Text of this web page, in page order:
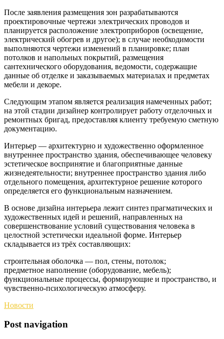
После заявления размещения зон разрабатываются
проектировочные чертежи электрических проводов и
планируется расположение электроприборов (освещение,
электрический обогрев и другое); в случае необходимости
выполняются чертежи изменений в планировке; план
потолков и напольных покрытий, размещения
сантехнического оборудования, ведомости, содержащие
данные об отделке и заказываемых материалах и предметах
мебели и декоре.
Следующим этапом является реализация намеченных работ;
на этой стадии дизайнер контролирует работу отделочных и
ремонтных бригад, предоставляя клиенту требуемую сметную
документацию.
Интерьер — архитектурно и художественно оформленное
внутреннее пространство здания, обеспечивающее человеку
эстетическое воспринятие и благоприятные данные
жизнедеятельности; внутреннее пространство здания либо
отдельного помещения, архитектурное решение которого
определяется его функциональным назначением.
В основе дизайна интерьера лежит синтез прагматических и
художественных идей и решений, направленных на
совершенствование условий существования человека в
целостной эстетически идеальной форме. Интерьер
складывается из трёх составляющих:
строительная оболочка — пол, стены, потолок;
предметное наполнение (оборудование, мебель);
функциональные процессы, формирующие и пространство, и
чувственно-психологическую атмосферу.
Новости
Post navigation